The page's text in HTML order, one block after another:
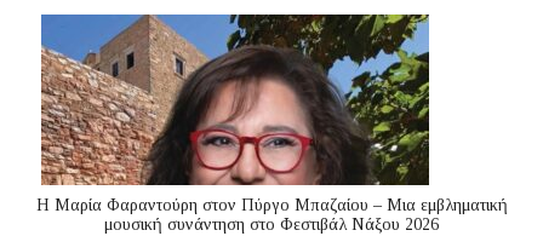
Η Μαρία Φαραντούρη στον Πύργο Μπαζαίου – Μια εμβληματική
μουσική συνάντηση στο Φεστιβάλ Νάξου 2026